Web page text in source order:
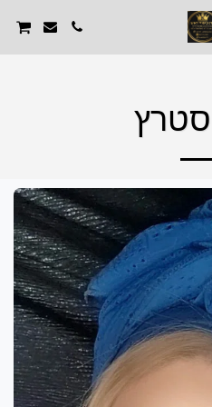
סטרץ